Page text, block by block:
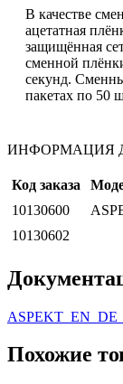
В качестве
ацетатная
защищённая
сменной
секунд.
пакетах по 50
ИНФОРМАЦИЯ
Код заказа
10130600
10130602
Похожие